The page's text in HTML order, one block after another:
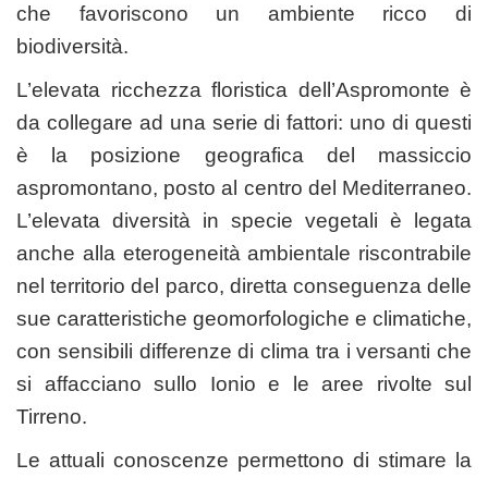
che favoriscono un ambiente ricco di
biodiversità.
L’elevata ricchezza floristica dell’Aspromonte è
da collegare ad una serie di fattori: uno di questi
è la posizione geografica del massiccio
aspromontano, posto al centro del Mediterraneo.
L’elevata diversità in specie vegetali è legata
anche alla eterogeneità ambientale riscontrabile
nel territorio del parco, diretta conseguenza delle
sue caratteristiche geomorfologiche e climatiche,
con sensibili differenze di clima tra i versanti che
si affacciano sullo Ionio e le aree rivolte sul
Tirreno.
Le attuali conoscenze permettono di stimare la